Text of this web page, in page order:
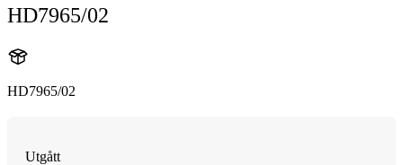
HD7965/02
HD7965/02
Utgått